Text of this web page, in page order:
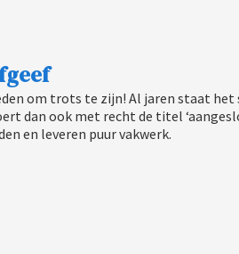
om trots te zijn! Al jaren staat
dan ook met recht de titel
en leveren puur vakwerk.